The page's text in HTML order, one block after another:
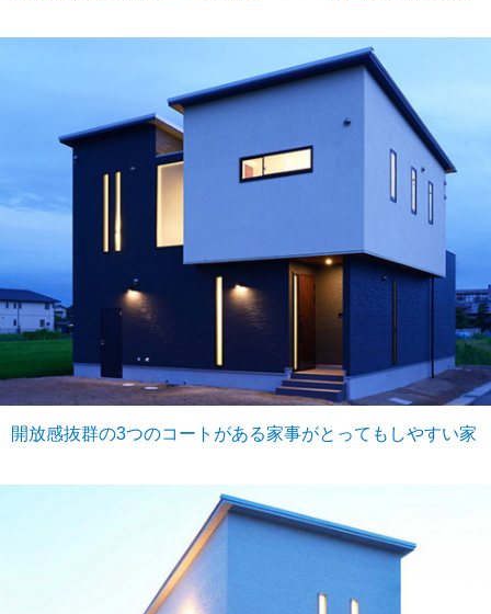
開放感抜群の3つのコートがある家事がとってもしやすい家